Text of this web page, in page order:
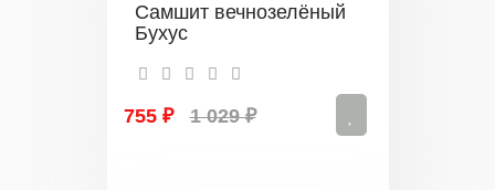
Самшит вечнозелёный
Бухус
755 ₽ 1 029 ₽